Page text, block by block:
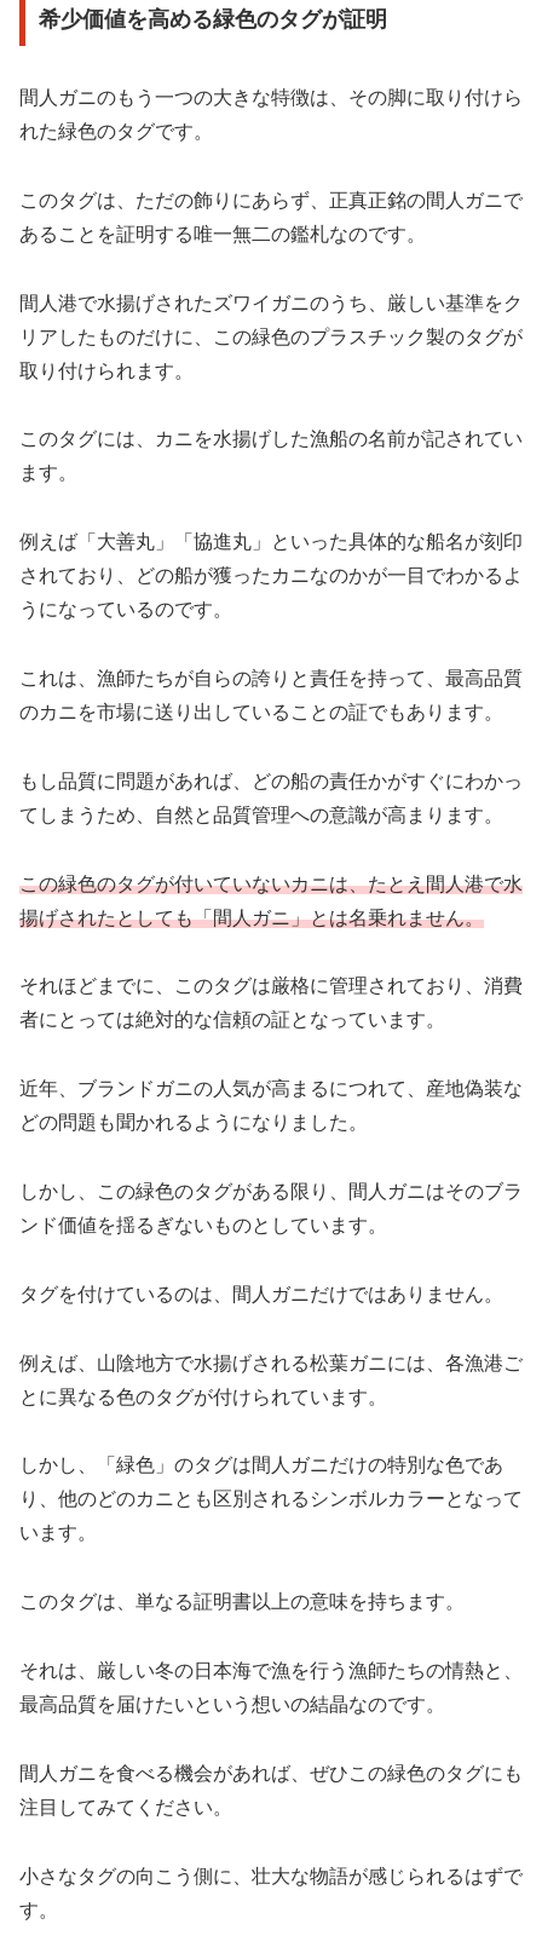
希少価値を高める緑色のタグが証明
間人ガニのもう一つの大きな特徴は、その脚に取り付けら
れた緑色のタグです。
このタグは、ただの飾りにあらず、正真正銘の間人ガニで
あることを証明する唯一無二の鑑札なのです。
間人港で水揚げされたズワイガニのうち、厳しい基準をク
リアしたものだけに、この緑色のプラスチック製のタグが
取り付けられます。
このタグには、カニを水揚げした漁船の名前が記されてい
ます。
例えば「大善丸」「協進丸」といった具体的な船名が刻印
されており、どの船が獲ったカニなのかが一目でわかるよ
うになっているのです。
これは、漁師たちが自らの誇りと責任を持って、最高品質
のカニを市場に送り出していることの証でもあります。
もし品質に問題があれば、どの船の責任かがすぐにわかっ
てしまうため、自然と品質管理への意識が高まります。
この緑色のタグが付いていないカニは、たとえ間人港で水
揚げされたとしても「間人ガニ」とは名乗れません。
それほどまでに、このタグは厳格に管理されており、消費
者にとっては絶対的な信頼の証となっています。
近年、ブランドガニの人気が高まるにつれて、産地偽装な
どの問題も聞かれるようになりました。
しかし、この緑色のタグがある限り、間人ガニはそのブラ
ンド価値を揺るぎないものとしています。
タグを付けているのは、間人ガニだけではありません。
例えば、山陰地方で水揚げされる松葉ガニには、各漁港ご
とに異なる色のタグが付けられています。
しかし、「緑色」のタグは間人ガニだけの特別な色であ
り、他のどのカニとも区別されるシンボルカラーとなって
います。
このタグは、単なる証明書以上の意味を持ちます。
それは、厳しい冬の日本海で漁を行う漁師たちの情熱と、
最高品質を届けたいという想いの結晶なのです。
間人ガニを食べる機会があれば、ぜひこの緑色のタグにも
注目してみてください。
小さなタグの向こう側に、壮大な物語が感じられるはずで
す。